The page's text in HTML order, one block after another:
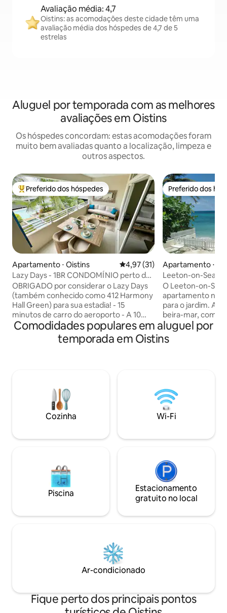
Avaliação média: 4,7
Oistins: as acomodações deste cidade têm uma
avaliação média dos hóspedes de 4,7 de 5
estrelas
Aluguel por temporada com as melhores
avaliações em Oistins
Os hóspedes concordam: estas acomodações foram
muito bem avaliadas quanto a localização, limpeza e
outros aspectos.
Entre os melhores preferidos dos hóspedes
Preferido dos hóspedes
Apartamento ⋅ Oistins 4,97 de uma avaliação média
4,97 (31)
Lazy Days - 1BR CONDOMÍNIO perto da
PRAIA com PISCINA
OBRIGADO por considerar o Lazy Days
(também conhecido como 412 Harmony
Hall Green) para sua estadia! - 15
minutos de carro do aeroporto - A 10
minutos de carro da Embaixada dos EUA
- A 10 minutos de carro da Clínica de
Fertilidade - Localizado no condomínio
clínica médica - 5 minutos a pé até o
transporte público - Acesso à piscina - Ar
condicionado na sala de estar e no
gratuito
Preferido dos
Preferido dos
Apartamento ⋅
Leeton-on-Sea
O Leeton-on-Sea
apartamento no
para o jardim. A
beira-mar, com
através de um
localizados na
lado do Estúdio 2
estão trancados
Estúdio 4 fica no
propriedade fica
do aeroporto.
Comodidades populares em aluguel por
temporada em Oistins
Cozinha Wi-Fi
Piscina
Estacionamento
gratuito no local
Ar-condicionado
Fique perto dos principais pontos